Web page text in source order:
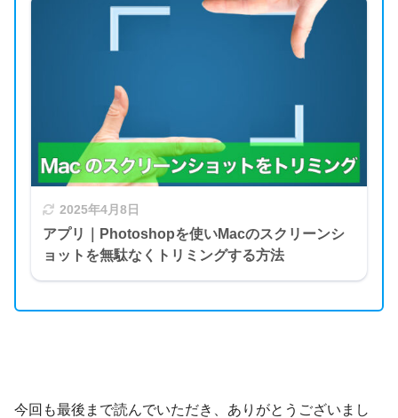
2025年4月8日
アプリ｜Photoshopを使いMacのスクリーンシ
ョットを無駄なくトリミングする方法
今回も最後まで読んでいただき、ありがとうございまし